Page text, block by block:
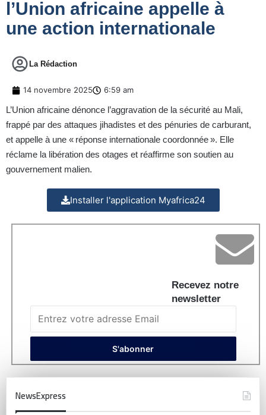
l’Union africaine appelle à
une action internationale
La Rédaction
14 novembre 2025 6:59 am
L’Union africaine dénonce l’aggravation de la sécurité au Mali,
frappé par des attaques jihadistes et des pénuries de carburant,
et appelle à une « réponse internationale coordonnée ». Elle
réclame la libération des otages et réaffirme son soutien au
gouvernement malien.
Installer l'application Myafrica24
Recevez notre
newsletter
NewsExpress